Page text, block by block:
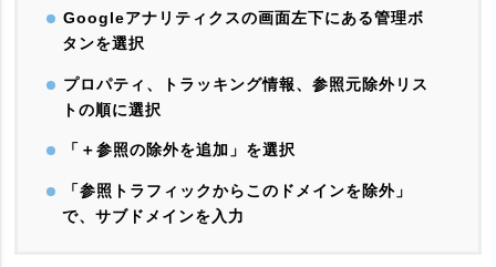
Googleアナリティクスの画面左下にある管理ボ
タンを選択
プロパティ、トラッキング情報、参照元除外リス
トの順に選択
「＋参照の除外を追加」を選択
「参照トラフィックからこのドメインを除外」
で、サブドメインを入力